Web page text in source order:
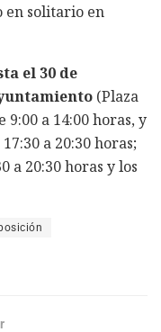
en solitario en
el 30 de
(Plaza
a 14:00 horas, y
a 20:30 horas;
a 20:30 horas y los